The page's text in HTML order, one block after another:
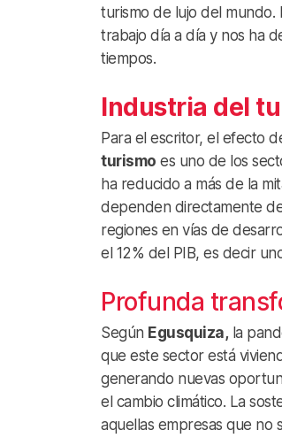
turismo de lujo del mundo.
trabajo día a día y nos ha
tiempos.
Industria del
Para el escritor, el efecto
turismo es uno de los
ha reducido a más de la
dependen directamente
regiones en vías de
el 12% del PIB, es decir
Profunda
Según Egusquiza, la
que este sector está
generando nuevas
el cambio climático. La
aquellas empresas que no